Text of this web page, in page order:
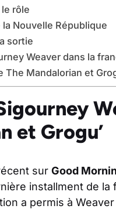
rôle
Nouvelle République
sortie
Weaver dans la
The Mandalorian et
et Grogu’
sur Good
installment de la
a permis à